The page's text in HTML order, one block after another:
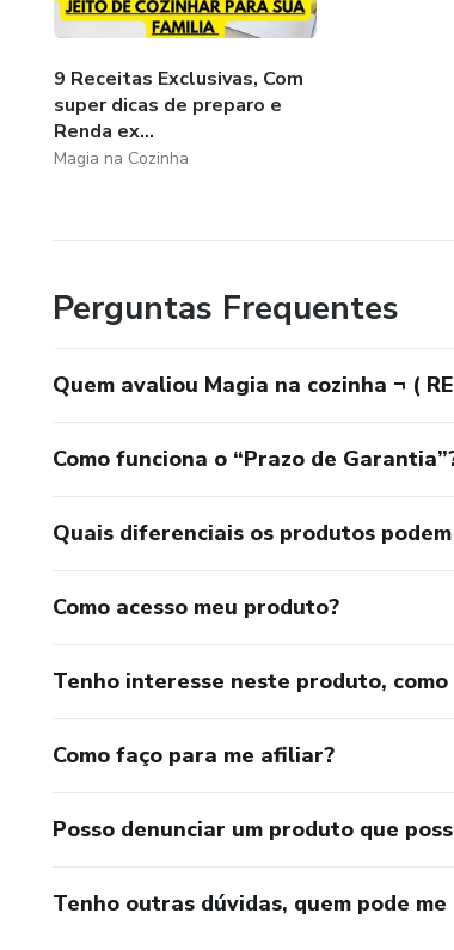
9 Receitas Exclusivas, Com
super dicas de preparo e
Renda ex...
Magia na Cozinha
Perguntas Frequentes
Quem avaliou Magia na cozinha ¬ (
Como funciona o “Prazo de
Quais diferenciais os produtos
Como acesso meu produto?
Tenho interesse neste produto, como
Como faço para me afiliar?
Posso denunciar um produto que
Tenho outras dúvidas, quem pode